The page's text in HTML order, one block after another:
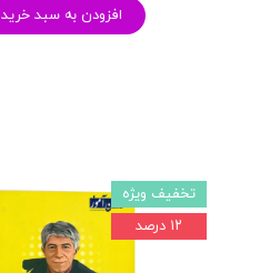
افزودن به سبد خرید
تخفیف ویژه
۱۲ درصد